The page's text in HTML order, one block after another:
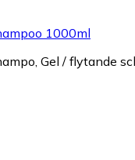
1000ml
Gel / flytande